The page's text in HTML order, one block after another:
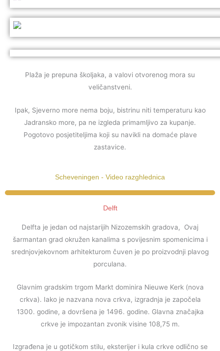
Plaža je prepuna školjaka, a valovi otvorenog mora su
veličanstveni.
Ipak, Sjeverno more nema boju, bistrinu niti temperaturu kao
Jadransko more, pa ne izgleda primamljivo za kupanje.
Pogotovo posjetiteljima koji su navikli na domaće plave
zastavice.
Scheveningen - Video razghlednica
Delft
Delfta je jedan od najstarijih Nizozemskih gradova, Ovaj
šarmantan grad okružen kanalima s povijesnim spomenicima i
srednjovjekovnom arhitekturom čuven je po proizvodnji plavog
porculana.
Glavnim gradskim trgom Markt dominira Nieuwe Kerk (nova
crkva). Iako je nazvana nova crkva, izgradnja je započela
1300. godine, a dovršena je 1496. godine. Glavna značajka
crkve je impozantan zvonik visine 108,75 m.
Izgrađena je u gotičkom stilu, eksterijer i kula crkve odlično se